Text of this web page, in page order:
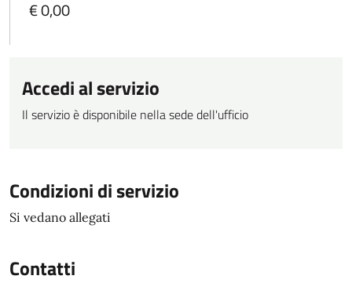
€ 0,00
Accedi al servizio
Il servizio è disponibile nella sede dell'ufficio
Condizioni di servizio
Si vedano allegati
Contatti